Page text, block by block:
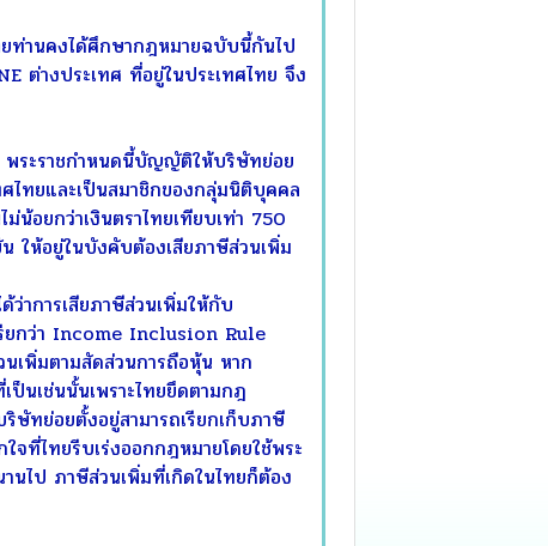
านคงได้ศึกษากฎหมายฉบับนี้กันไป
ต่างประเทศ ที่อยู่ในประเทศไทย จึง
ระราชกำหนดนี้บัญญัติให้บริษัทย่อย
ไทยและเป็นสมาชิกของกลุ่มนิติบุคคล
น้อยกว่าเงินตราไทยเทียบเท่า 750
ให้อยู่ในบังคับต้องเสียภาษีส่วนเพิ่ม
การเสียภาษีส่วนเพิ่มให้กับ
ยกว่า Income Inclusion Rule
เพิ่มตามสัดส่วนการถือหุ้น หาก
นเช่นนั้นเพราะไทยยึดตามกฎ
ทย่อยตั้งอยู่สามารถเรียกเก็บภาษี
ที่ไทยรีบเร่งออกกฎหมายโดยใช้พระ
นไป ภาษีส่วนเพิ่มที่เกิดในไทยก็ต้อง